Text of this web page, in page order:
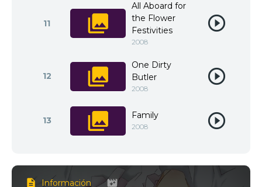
11
All Aboard for
the Flower
Festivities
2008
12
One Dirty
Butler
2008
13 Family
2008
Información